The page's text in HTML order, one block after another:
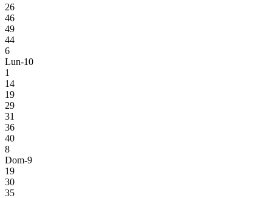
26
46
49
44
6
Lun-10
1
14
19
29
31
36
40
8
Dom-9
19
30
35